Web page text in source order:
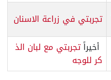
تجربتي في زراعة الاسنان
أخيراًتجربتي مع لبان الذ
كر للوجه